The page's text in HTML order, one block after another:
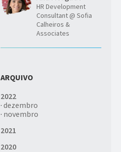
HR Development
Consultant @ Sofia
Calheiros &
Associates
ARQUIVO
2022
·dezembro
· novembro
2021
2020